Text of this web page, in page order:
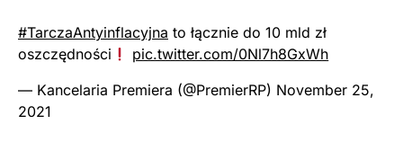
#TarczaAntyinflacyjna to łącznie do 10 mld zł
oszczędności
pic.twitter.com/0Nl7h8GxWh
— Kancelaria Premiera (@PremierRP) November 25,
2021